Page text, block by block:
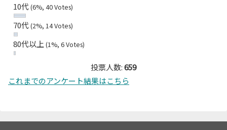
10代(6%, 40 Votes)
70代(2%, 14 Votes)
80代以上 (1%, 6 Votes)
投票人数:659
これまでのアンケート結果はこちら